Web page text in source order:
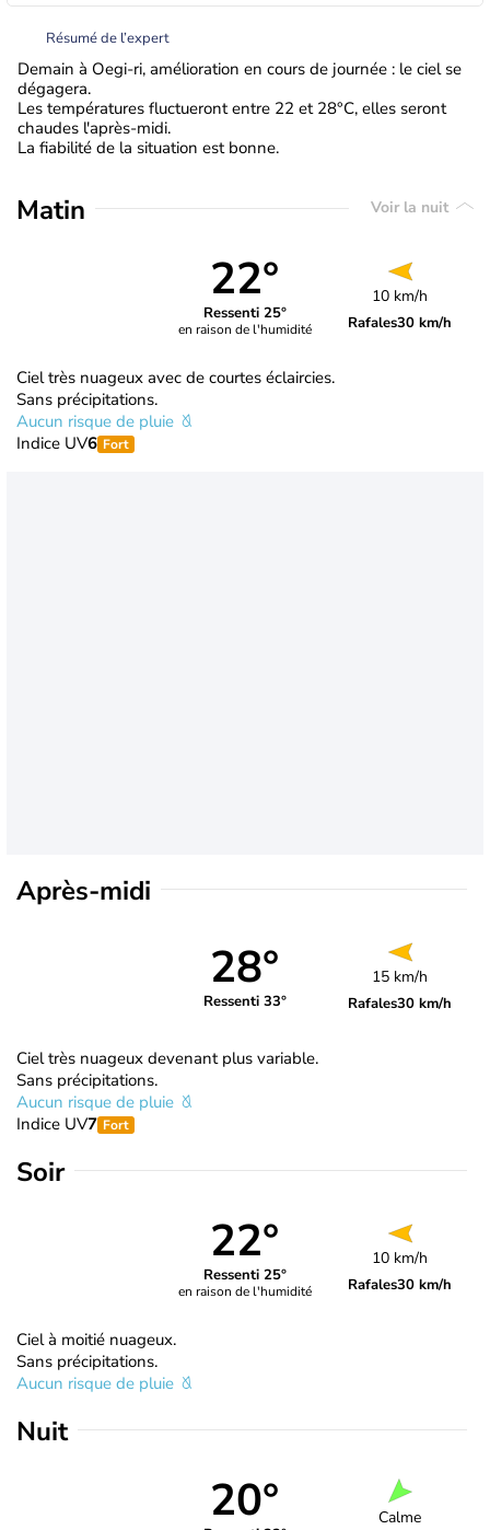
Résumé de l’expert
Demain à Oegi-ri, amélioration en cours de journée : le ciel se
dégagera.
Les températures fluctueront entre 22 et 28°C, elles seront
chaudes l'après-midi.
La fiabilité de la situation est bonne.
Matin Voir la nuit
22°
Ressenti 25°
en raison de l'humidité
10 km/h
Rafales30 km/h
Ciel très nuageux avec de courtes éclaircies.
Sans précipitations.
Aucun risque de pluie
Indice UV6 Fort
Après-midi
28°
Ressenti 33°
15 km/h
Rafales30 km/h
Ciel très nuageux devenant plus variable.
Sans précipitations.
Aucun risque de pluie
Indice UV7 Fort
Soir
22°
Ressenti 25°
en raison de l'humidité
10 km/h
Rafales30 km/h
Ciel à moitié nuageux.
Sans précipitations.
Aucun risque de pluie
Nuit
20° Calme